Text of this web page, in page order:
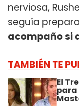
nerviosa,
seguía
acompaño si
TAMBIÉN TE
El
para